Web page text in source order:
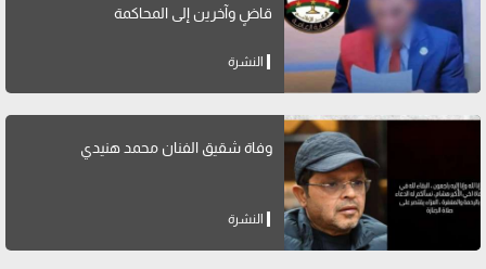
قاضٍ وآخرين إلى المحاكمة
النشرة
وفاة شقيق الفنان محمد هنيدي
النشرة